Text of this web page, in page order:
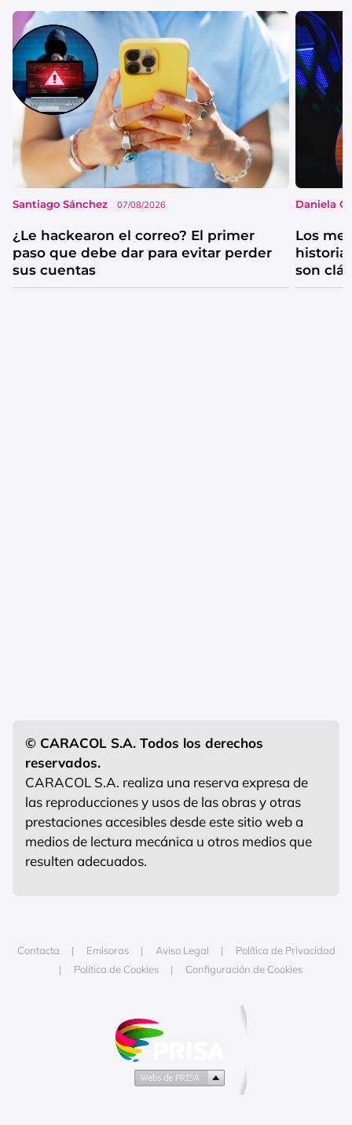
Santiago Sánchez 07/08/2026
¿Le hackearon el correo? El primer
paso que debe dar para evitar perder
sus cuentas
Daniela
Los
historia
son
© CARACOL S.A. Todos los derechos
reservados.
CARACOL S.A. realiza una reserva expresa de
las reproducciones y usos de las obras y otras
prestaciones accesibles desde este sitio web a
medios de lectura mecánica u otros medios que
resulten adecuados.
Contacta Emisoras Aviso Legal
Política de Privacidad
Política de Cookies
Configuración de Cookies